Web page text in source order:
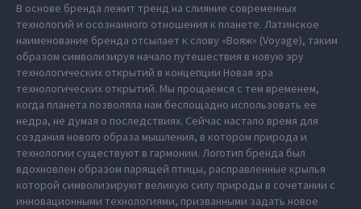
В основе бренда лежит тренд на слияние современных
технологий и осознанного отношения к планете. Латинское
наименование бренда отсылает к слову «Вояж» (Voyage), таким
образом символизируя начало путешествия в новую эру
технологических открытий в концепции Новая эра
технологических открытий. Мы прощаемся с тем временем,
когда планета позволяла нам беспощадно использовать ее
недра, не думая о последствиях. Сейчас настало время для
создания нового образа мышления, в котором природа и
технологии существуют в гармонии. Логотип бренда был
вдохновлен образом парящей птицы, расправленные крылья
которой символизируют великую силу природы в сочетании с
инновационными технологиями, призванными задать новое